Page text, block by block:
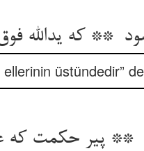
ellerinin